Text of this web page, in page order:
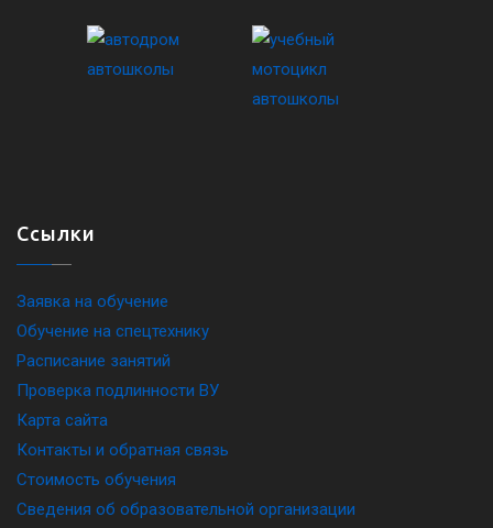
Ссылки
Заявка на обучение
Обучение на спецтехнику
Расписание занятий
Проверка подлинности ВУ
Карта сайта
Контакты и обратная связь
Стоимость обучения
Сведения об образовательной организации